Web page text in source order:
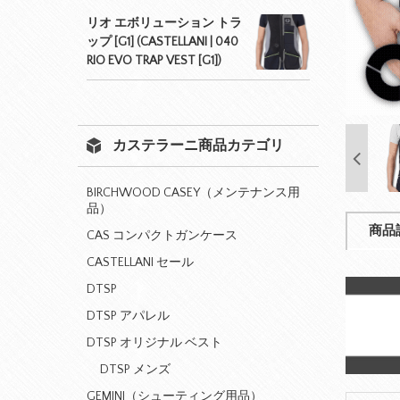
商品
リオ エボリューション トラ
ップ [G1] (CASTELLANI | 040
RIO EVO TRAP VEST [G1])
カステラーニ商品カテゴリ
BIRCHWOOD CASEY（メンテナンス用
品）
CAS コンパクトガンケース
CASTELLANI セール
DTSP
DTSP アパレル
DTSP オリジナル ベスト
DTSP メンズ
GEMINI（シューティング用品）